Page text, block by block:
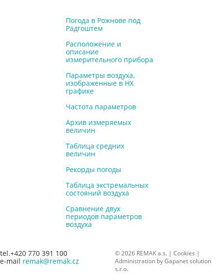
Погода в Рожнове под
Радгоштем
Расположение и
описание
измерительного прибора
Параметры воздуха,
изображенные в НХ
графике
Частота параметров
Архив измеряемых
величин
Таблица средних
величин
Рекорды погоды
Таблица экстремальных
состояний воздуха
Сравнение двух
периодов параметров
воздуха
tel.+420 770 391 100
e-mail remak@remak.cz
© 2026 REMAK a.s. | Cookies |
Administration byGapanet solution
s.r.o.